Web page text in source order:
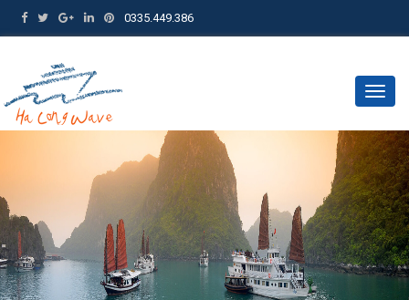
0335.449.386